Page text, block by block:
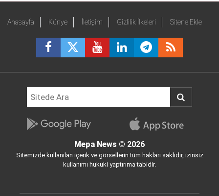
Anasayfa Künye İletişim Gizlilik İlkeleri Sitene Ekle
Mepa News © 2026
Sitemizde kullanılan içerik ve görsellerin tüm hakları saklıdır, izinsiz
kullanımı hukuki yaptırıma tabidir.